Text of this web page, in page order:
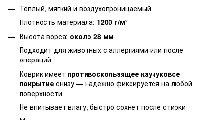
Тёплый, мягкий и воздухопроницаемый
Плотность материала: 1200 г/м²
Высота ворса: около 28 мм
Подходит для животных с аллергиями или после
операций
Коврик имеет противоскользящее каучуковое
покрытие снизу — надёжно фиксируется на любой
поверхности
Не впитывает влагу, быстро сохнет после стирки